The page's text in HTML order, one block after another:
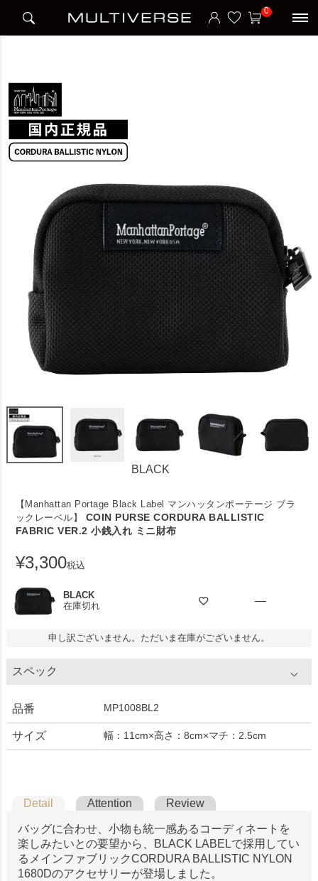
0
COIN PURSE CORDURA BALLISTIC FABRIC VER.2 小銭入れ ミニ財布
BLACK
【Manhattan Portage Black Label マンハッタンポーテージ ブラ
ックレーベル】
COIN PURSE CORDURA BALLISTIC
FABRIC VER.2 小銭入れ ミニ財布
¥3,300税込
BLACK
在庫切れ
—
申し訳ございません。ただいま在庫がございません。
スペック
品番 MP1008BL2
サイズ 幅：11cm×高さ：8cm×マチ：2.5cm
Detail Attention Review
バッグに合わせ、小物も統一感あるコーディネートを
楽しみたいとの要望から、BLACK LABELで採用してい
るメインファブリックCORDURA BALLISTIC NYLON
1680Dのアクセサリーが登場しました。